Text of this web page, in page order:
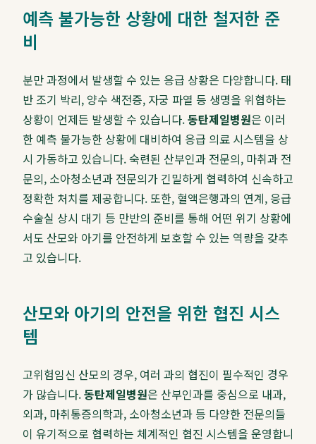
예측 불가능한 상황에 대한 철저한 준
비
분만 과정에서 발생할 수 있는 응급 상황은 다양합니다. 태
반 조기 박리, 양수 색전증, 자궁 파열 등 생명을 위협하는
상황이 언제든 발생할 수 있습니다.동탄제일병원은 이러
한 예측 불가능한 상황에 대비하여 응급 의료 시스템을 상
시 가동하고 있습니다. 숙련된 산부인과 전문의, 마취과 전
문의, 소아청소년과 전문의가 긴밀하게 협력하여 신속하고
정확한 처치를 제공합니다. 또한, 혈액은행과의 연계, 응급
수술실 상시 대기 등 만반의 준비를 통해 어떤 위기 상황에
서도 산모와 아기를 안전하게 보호할 수 있는 역량을 갖추
고 있습니다.
산모와 아기의 안전을 위한 협진 시스
템
고위험임신 산모의 경우, 여러 과의 협진이 필수적인 경우
가 많습니다.동탄제일병원은 산부인과를 중심으로 내과,
외과, 마취통증의학과, 소아청소년과 등 다양한 전문의들
이 유기적으로 협력하는 체계적인 협진 시스템을 운영합니